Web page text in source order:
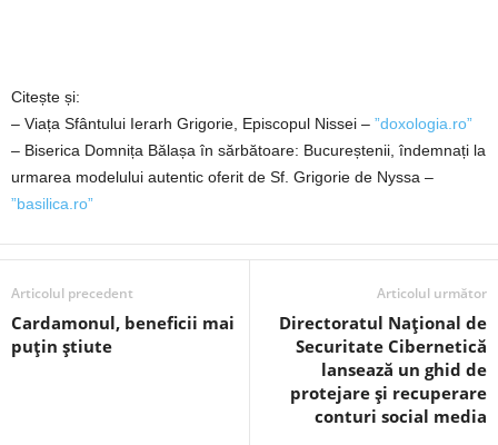
Citește și:
– Viața Sfântului Ierarh Grigorie, Episcopul Nissei – ”doxologia.ro”
– Biserica Domnița Bălașa în sărbătoare: Bucureștenii, îndemnați la
urmarea modelului autentic oferit de Sf. Grigorie de Nyssa –
”basilica.ro”
Articolul precedent
Cardamonul, beneficii mai
puțin știute
Articolul următor
Directoratul Național de
Securitate Cibernetică
lansează un ghid de
protejare și recuperare
conturi social media